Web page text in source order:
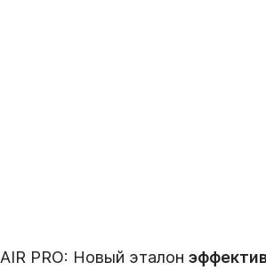
AIR PRO: Новый эталон